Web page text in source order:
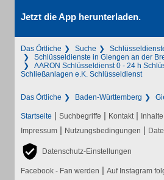
Jetzt die App herunterladen.
Das Örtliche Suche
Schlüsseldienste in Giengen an der
AARON Schlüsseldienst 0 - 24 h
Schließanlagen e.K. Schlüsseldienst
Das Örtliche Baden-Württemberg
Startseite | Suchbegriffe | Kontakt |
Impressum | Nutzungsbedingungen |
Datenschutz-Einstellungen
Facebook - Fan werden | Auf Instagram